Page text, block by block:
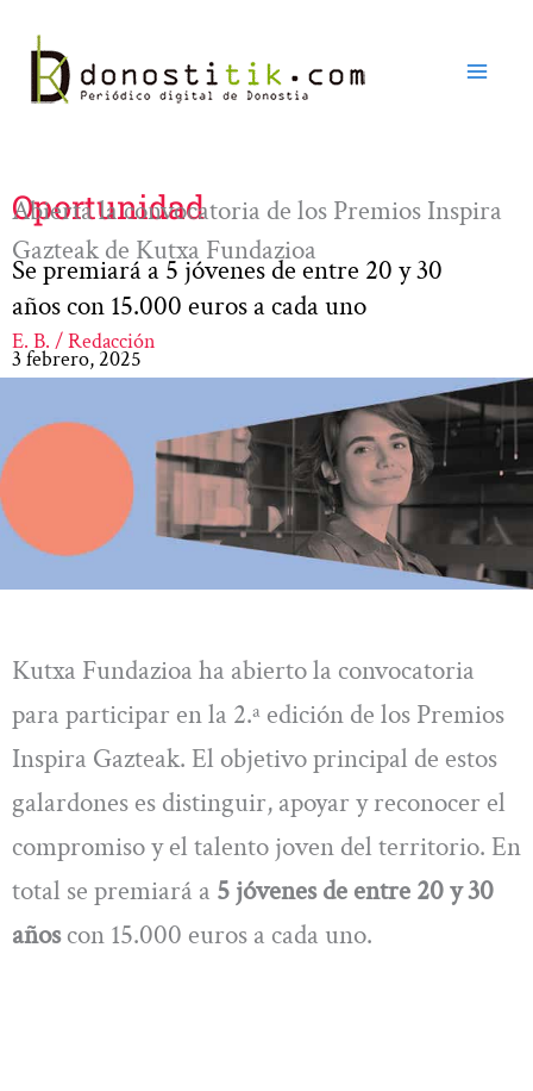
contenido
Oportunidad
Abierta la convocatoria de los Premios Inspira
Gazteak de Kutxa Fundazioa
Se premiará a 5 jóvenes de entre 20 y 30
años con 15.000 euros a cada uno
E. B. / Redacción
3 febrero, 2025
Kutxa Fundazioa ha abierto la convocatoria
para participar en la 2.ª edición de los Premios
Inspira Gazteak. El objetivo principal de estos
galardones es distinguir, apoyar y reconocer el
compromiso y el talento joven del territorio. En
total se premiará a 5 jóvenes de entre 20 y 30
añoscon 15.000 euros a cada uno.